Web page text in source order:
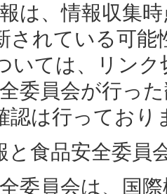
は、情報収集
されている可
いては、リン
委員会が行っ
認は行っており
食品安全委員
委員会は、国